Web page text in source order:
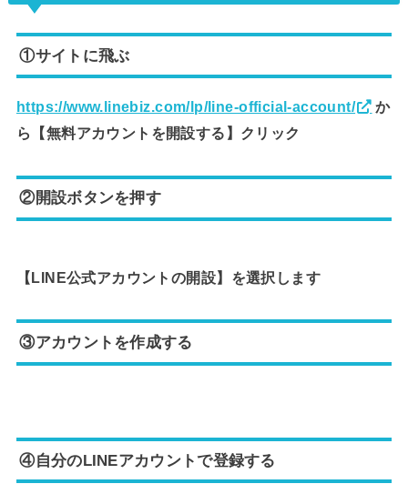
①サイトに飛ぶ
https://www.linebiz.com/lp/line-official-account/
か
ら【無料アカウントを開設する】クリック
②開設ボタンを押す
【LINE公式アカウントの開設】 を選択します
③アカウントを作成する
④自分のLINEアカウントで登録する